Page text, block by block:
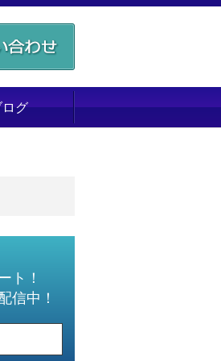
グ
ト！
信中！